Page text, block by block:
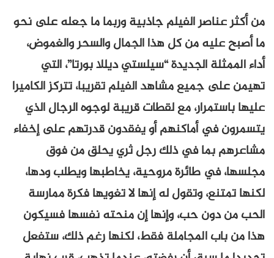
من أكثر عناصر الفيلم جاذبية وربما ما جعله على نحو
ما أصبح عليه من كل هذا الجمال والسحر والغموض،
أداء الممثلة الجديدة “سيلستي ديللا بورتا”، التي
تهيمن على جميع مشاهد الفيلم تقريبا، تتركز الكاميرا
عليها باستمرار، مع لقطات قريبة لوجوه الرجال الذي
يتسمرون في أماكنهم أو يفقدون قدرتهم على إخفاء
مشاعرهم بما في ذلك رجل ثري يحلق من فوق
مجلسها، في طائرة مروحية، يخاطبها ويطلب ودها،
لكنها تمتنع، وتقول له إنها لا تغويها فكرة ممارسة
الحب من دون حب، وإنها إن منحته نفسها فسيكون
هذا من باب المجاملة فقط، لكنها رغم ذلك، ستفعل